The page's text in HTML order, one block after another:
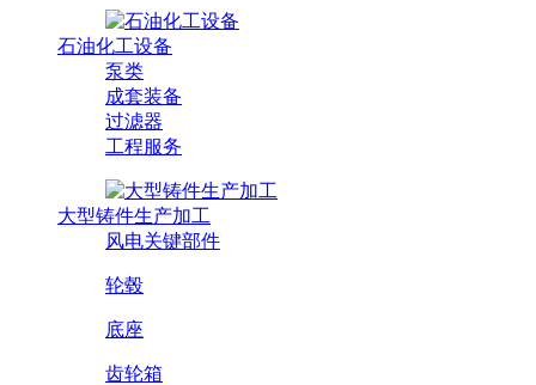
石油化工设备
泵类
成套装备
过滤器
工程服务
大型铸件生产加工
风电关键部件
轮毂
底座
齿轮箱